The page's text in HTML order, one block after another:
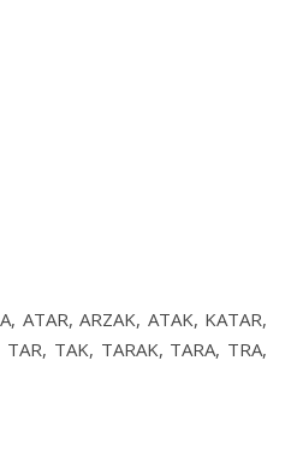
ATAR, ARZAK, ATAK, KATAR,
TAK, TARAK, TARA, TRA,